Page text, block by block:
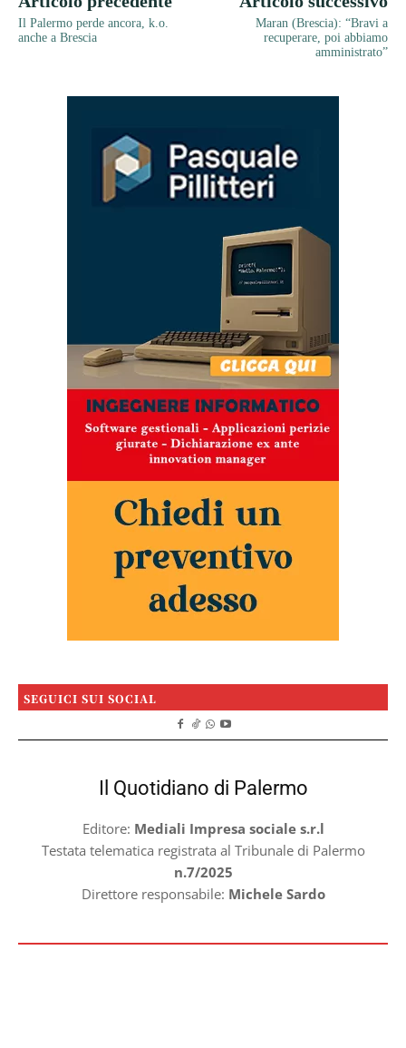
Il Palermo perde ancora, k.o.
anche a Brescia
Maran (Brescia): “Bravi a
recuperare, poi abbiamo
amministrato”
SEGUICI SUI SOCIAL
Il Quotidiano di Palermo
Editore: Mediali Impresa sociale s.r.l
Testata telematica registrata al Tribunale di Palermo
n.7/2025
Direttore responsabile: Michele Sardo